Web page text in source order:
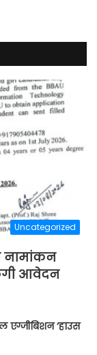
Uncategorized
नामांकन
आवेदन
एग्जीबिशन ‘हाउस